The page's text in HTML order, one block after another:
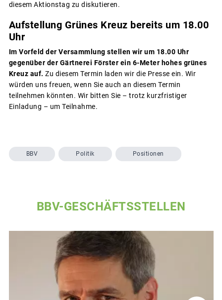
diesem Aktionstag zu diskutieren.
Aufstellung Grünes Kreuz bereits um 18.00
Uhr
Im Vorfeld der Versammlung stellen wir um 18.00 Uhr
gegenüber der Gärtnerei Förster ein 6-Meter hohes grünes
Kreuz auf. Zu diesem Termin laden wir die Presse ein. Wir
würden uns freuen, wenn Sie auch an diesem Termin
teilnehmen könnten. Wir bitten Sie – trotz kurzfristiger
Einladung – um Teilnahme.
BBV Politik Positionen
BBV-GESCHÄFTSSTELLEN